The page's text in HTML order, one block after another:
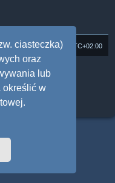
ciasteczka)
oraz
lub
określić w
Strefa czasowa UTC+02:00
phpBB.pl
phpBB